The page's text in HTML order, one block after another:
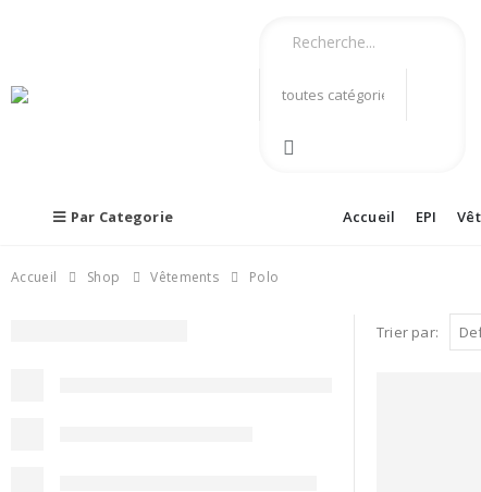
Par Categorie Accueil EPI
Accueil Shop Vêtements Polo
Trier par: